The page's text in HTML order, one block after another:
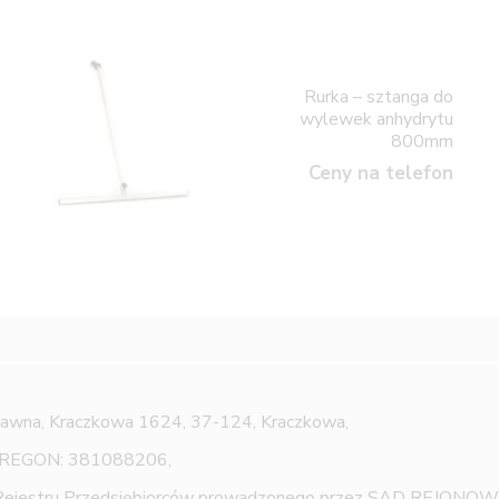
Rurka – sztanga do
wylewek anhydrytu
800mm
Ceny na telefon
Kraczkowa 1624, 37-124, Kraczkowa,
381088206,